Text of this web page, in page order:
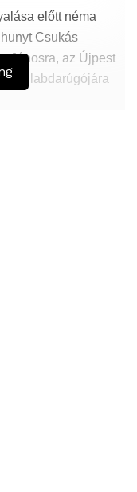
előtt néma
Csukás
Jánosra, az Újpest
labdarúgójára